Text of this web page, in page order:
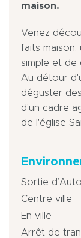
maison.
Venez
faits maison,
simple et de
Au détour
déguster
d'un cadre
de l'église
Sortie
Centre ville
En ville
Arrêt de